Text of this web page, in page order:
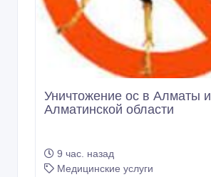
Уничтожение ос в Алматы и
Алматинской области
9 час. назад
Медицинские услуги